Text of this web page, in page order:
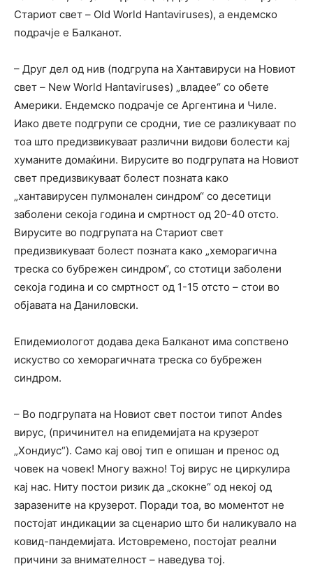
Стариот свет – Old World Hantaviruses), а ендемско
подрачје е Балканот.
– Друг дел од нив (подгрупа на Хантавируси на Новиот
свет – New World Hantaviruses) „владее“ со обете
Америки. Ендемско подрачје се Аргентина и Чиле.
Иако двете подгрупи се сродни, тие се разликуваат по
тоа што предизвикуваат различни видови болести кај
хуманите домаќини. Вирусите во подгрупата на Новиот
свет предизвикуваат болест позната како
„хантавирусен пулмонален синдром“ со десетици
заболени секоја година и смртност од 20-40 отсто.
Вирусите во подгрупата на Стариот свет
предизвикуваат болест позната како „хеморагична
треска со бубрежен синдром“, со стотици заболени
секоја година и со смртност од 1-15 отсто – стои во
објавата на Даниловски.
Епидемиологот додава дека Балканот има сопствено
искуство со хеморагичната треска со бубрежен
синдром.
– Во подгрупата на Новиот свет постои типот Andes
вирус, (причинител на епидемијата на крузерот
„Хондиус“). Само кај овој тип е опишан и пренос од
човек на човек! Многу важно! Тој вирус не циркулира
кај нас. Ниту постои ризик да „скокне“ од некој од
заразените на крузерот. Поради тоа, во моментот не
постојат индикации за сценарио што би наликувало на
ковид-пандемијата. Истовремено, постојат реални
причини за внимателност – наведува тој.